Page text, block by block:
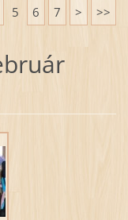
5 6 7 > >>